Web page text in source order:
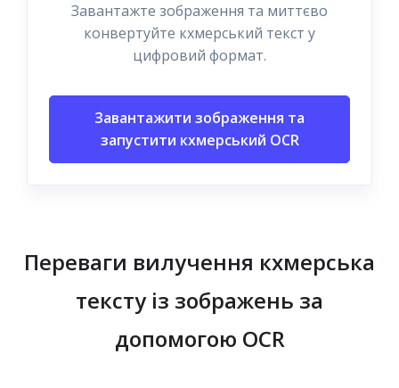
Завантажте зображення та миттєво
конвертуйте кхмерський текст у
цифровий формат.
Завантажити зображення та
запустити кхмерський OCR
Переваги вилучення кхмерська
тексту із зображень за
допомогою OCR